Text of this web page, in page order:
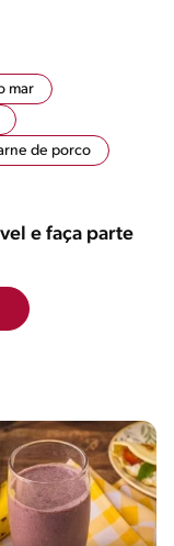
mar
de porco
e faça parte